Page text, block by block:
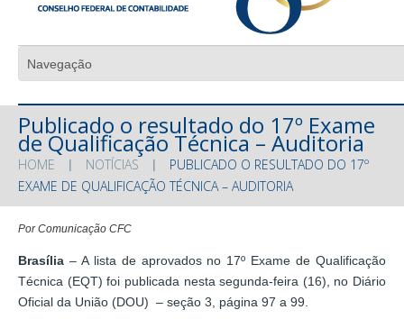
Publicado o resultado do 17º Exame
de Qualificação Técnica – Auditoria
HOME NOTÍCIAS
PUBLICADO O RESULTADO DO 17º
EXAME DE QUALIFICAÇÃO TÉCNICA – AUDITORIA
PorComunicação CFC
Brasília – A lista de aprovados no 17º Exame de Qualificação
Técnica (EQT) foi publicada nesta segunda-feira (16), no Diário
Oficial da União (DOU) – seção 3, página 97 a 99.